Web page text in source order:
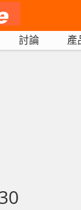
討論 產